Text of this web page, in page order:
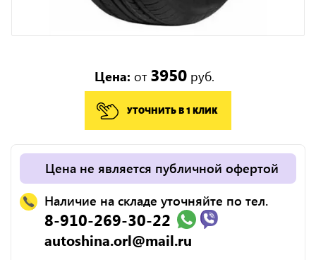
Цена: от 3950 руб.
УТОЧНИТЬ В 1 КЛИК
Цена не является публичной офертой
Наличие на складе уточняйте по тел.
8-910-269-30-22
autoshina.orl@mail.ru